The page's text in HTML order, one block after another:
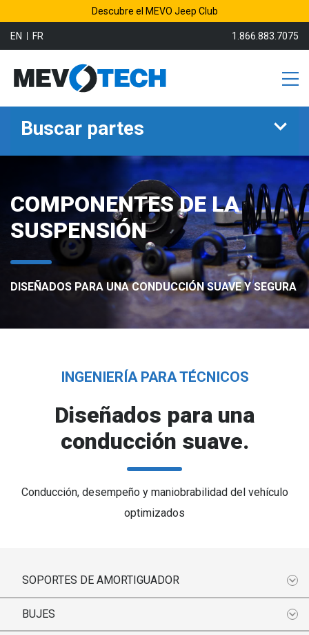
Descubre el MEVO Jeep Club
EN FR 1.866.883.7075
Buscar partes
COMPONENTES DE LA
SUSPENSIÓN
DISEÑADOS PARA UNA CONDUCCIÓN SUAVE Y SEGURA
INGENIERÍA PARA TÉCNICOS
Diseñados para una
conducción suave.
Conducción, desempeño y maniobrabilidad del vehículo
optimizados
SOPORTES DE AMORTIGUADOR
BUJES